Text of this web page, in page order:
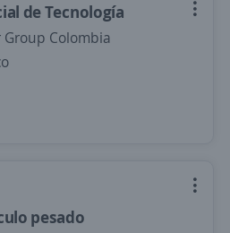
de Tecnología
Colombia
pesado